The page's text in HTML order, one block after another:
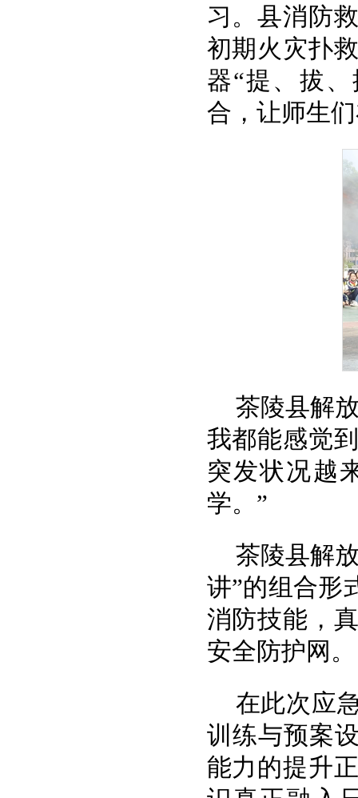
习。县消防
初期火灾扑
器“提、拔
合，让师生
茶陵县解
我都能感觉
突发状况越
学。”
茶陵县解
讲”的组合形
消防技能，
安全防护网。
在此次应
训练与预案
能力的提升